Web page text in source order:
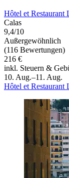
Hôtel et Restaurant
Calas
9,4/10
Außergewöhnlich
(116 Bewertungen)
216 €
inkl. Steuern &
10. Aug.–11. Aug.
Hôtel et Restaurant